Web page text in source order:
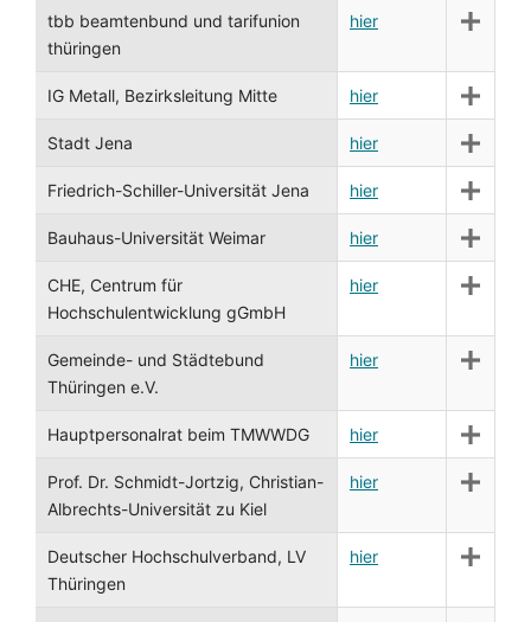
tbb beamtenbund und tarifunion
thüringen
hier
IG Metall, Bezirksleitung Mitte hier
Stadt Jena hier
Friedrich-Schiller-Universität Jena hier
Bauhaus-Universität Weimar hier
CHE, Centrum für
Hochschulentwicklung gGmbH
hier
Gemeinde- und Städtebund
Thüringen e.V.
hier
Hauptpersonalrat beim TMWWDG hier
Prof. Dr. Schmidt-Jortzig, Christian-
Albrechts-Universität zu Kiel
hier
Deutscher Hochschulverband, LV
Thüringen
hier